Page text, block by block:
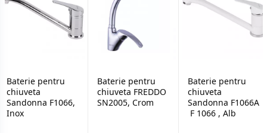
Baterie pentru
chiuveta
Sandonna F1066,
Inox
Baterie pentru
chiuveta FREDDO
SN2005, Crom
Baterie pentru
chiuveta
Sandonna F1066A
F 1066 , Alb